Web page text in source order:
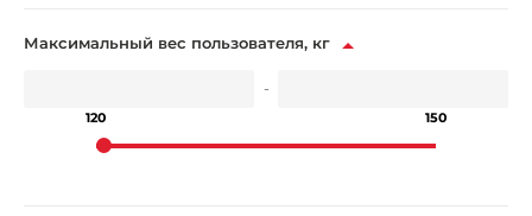
Максимальный вес пользователя, кг
-
120 150